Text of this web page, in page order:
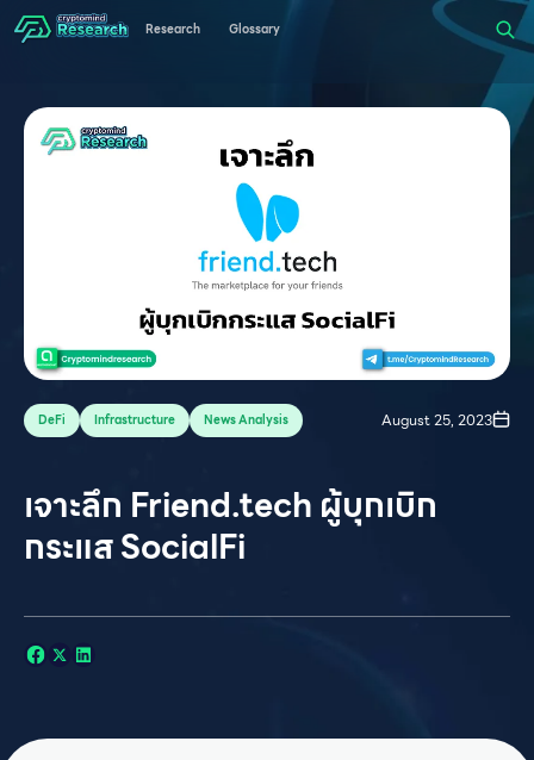
Research Glossary
DeFi Infrastructure News Analysis August 25, 2023
เจาะลึก Friend.tech ผู้บุกเบิก
กระแส SocialFi